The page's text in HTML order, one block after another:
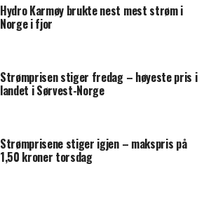
Hydro Karmøy brukte nest mest strøm i
Norge i fjor
Strømprisen stiger fredag – høyeste pris i
landet i Sørvest-Norge
Strømprisene stiger igjen – makspris på
1,50 kroner torsdag